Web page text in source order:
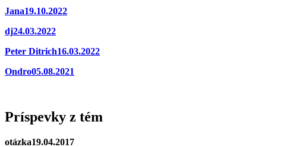
Jana19.10.2022
dj24.03.2022
Peter Ditrich16.03.2022
Ondro05.08.2021
Príspevky z tém
otázka19.04.2017